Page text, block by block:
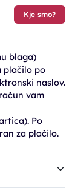
Kje smo?
blaga)
plačilo po
naslov.
vam
Po
za plačilo.